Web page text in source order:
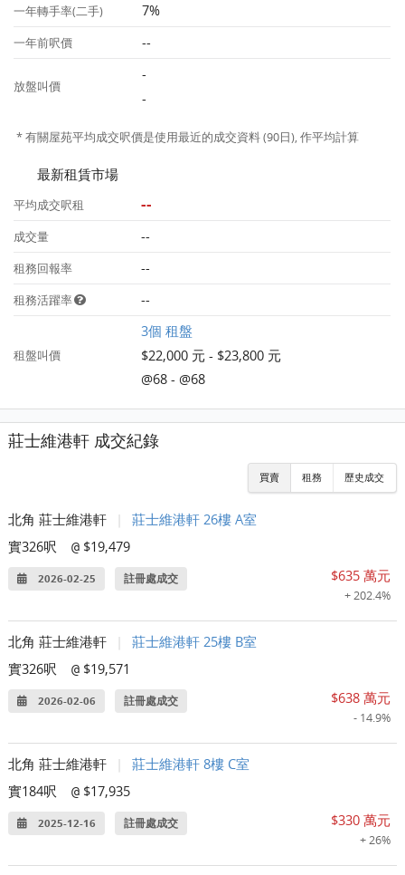
一年轉手率(二手) 7%
一年前呎價 --
放盤叫價
-
-
* 有關屋苑平均成交呎價是使用最近的成交資料 (90日), 作平均計算
最新租賃市場
平均成交呎租 --
成交量 --
租務回報率 --
租務活躍率 --
租盤叫價
3個 租盤
$22,000 元 - $23,800 元
@68 - @68
莊士維港軒 成交紀錄
買賣 租務 歷史成交
北角 莊士維港軒
莊士維港軒 26樓 A室
實326呎
@ $19,479
2026-02-25 註冊處成交 $635 萬元
+ 202.4%
北角 莊士維港軒
莊士維港軒 25樓 B室
實326呎
@ $19,571
2026-02-06 註冊處成交 $638 萬元
- 14.9%
北角 莊士維港軒
莊士維港軒 8樓 C室
實184呎
@ $17,935
2025-12-16 註冊處成交 $330 萬元
+ 26%